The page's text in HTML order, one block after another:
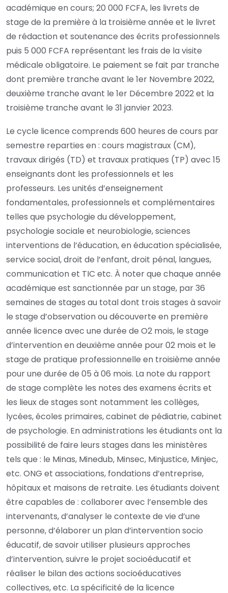
académique en cours; 20 000 FCFA, les livrets de
stage de la première à la troisième année et le livret
de rédaction et soutenance des écrits professionnels
puis 5 000 FCFA représentant les frais de la visite
médicale obligatoire. Le paiement se fait par tranche
dont première tranche avant le 1er Novembre 2022,
deuxième tranche avant le 1er Décembre 2022 et la
troisième tranche avant le 31 janvier 2023.
Le cycle licence comprends 600 heures de cours par
semestre reparties en : cours magistraux (CM),
travaux dirigés (TD) et travaux pratiques (TP) avec 15
enseignants dont les professionnels et les
professeurs. Les unités d’enseignement
fondamentales, professionnels et complémentaires
telles que psychologie du développement,
psychologie sociale et neurobiologie, sciences
interventions de l’éducation, en éducation spécialisée,
service social, droit de l’enfant, droit pénal, langues,
communication et TIC etc. À noter que chaque année
académique est sanctionnée par un stage, par 36
semaines de stages au total dont trois stages à savoir
le stage d’observation ou découverte en première
année licence avec une durée de O2 mois, le stage
d’intervention en deuxième année pour 02 mois et le
stage de pratique professionnelle en troisième année
pour une durée de 05 à 06 mois. La note du rapport
de stage complète les notes des examens écrits et
les lieux de stages sont notamment les collèges,
lycées, écoles primaires, cabinet de pédiatrie, cabinet
de psychologie. En administrations les étudiants ont la
possibilité de faire leurs stages dans les ministères
tels que : le Minas, Minedub, Minsec, Minjustice, Minjec,
etc. ONG et associations, fondations d’entreprise,
hôpitaux et maisons de retraite. Les étudiants doivent
être capables de : collaborer avec l’ensemble des
intervenants, d’analyser le contexte de vie d’une
personne, d’élaborer un plan d’intervention socio
éducatif, de savoir utiliser plusieurs approches
d’intervention, suivre le projet socioéducatif et
réaliser le bilan des actions socioéducatives
collectives, etc. La spécificité de la licence